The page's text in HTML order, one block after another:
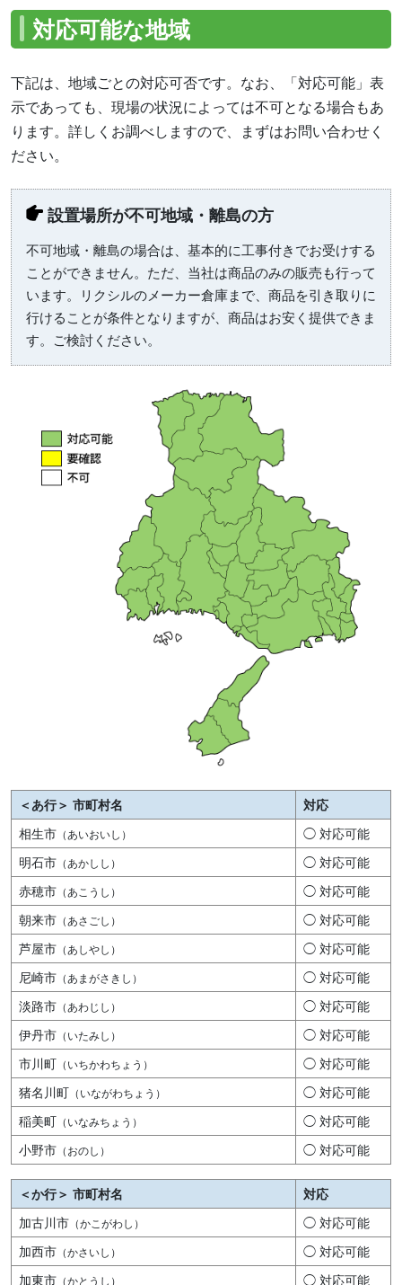
対応可能な地域
下記は、地域ごとの対応可否です。なお、「対応可能」表
示であっても、現場の状況によっては不可となる場合もあ
ります。詳しくお調べしますので、まずはお問い合わせく
ださい。
設置場所が不可地域・離島の方
不可地域・離島の場合は、基本的に工事付きでお受けする
ことができません。ただ、当社は商品のみの販売も行って
います。リクシルのメーカー倉庫まで、商品を引き取りに
行けることが条件となりますが、商品はお安く提供できま
す。ご検討ください。
＜あ行＞ 市町村名
対応
相生市 （あいおいし）
◯ 対応可能
明石市 （あかしし）
◯ 対応可能
赤穂市 （あこうし）
◯ 対応可能
朝来市 （あさごし）
◯ 対応可能
芦屋市 （あしやし）
◯ 対応可能
尼崎市 （あまがさきし）
◯ 対応可能
淡路市 （あわじし）
◯ 対応可能
伊丹市 （いたみし）
◯ 対応可能
市川町 （いちかわちょう）
◯ 対応可能
猪名川町 （いながわちょう）
◯ 対応可能
稲美町 （いなみちょう）
◯ 対応可能
小野市 （おのし） ◯ 対応可能
＜か行＞ 市町村名
対応
加古川市 （かこがわし）
◯ 対応可能
加西市 （かさいし）
◯ 対応可能
加東市 （かとうし） ◯ 対応可能